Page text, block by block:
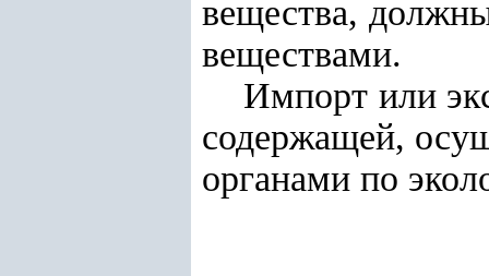
вещества,
веществами.
Импорт или
содержащей,
органами по